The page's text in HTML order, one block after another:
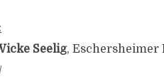
Seelig, Eschersheimer